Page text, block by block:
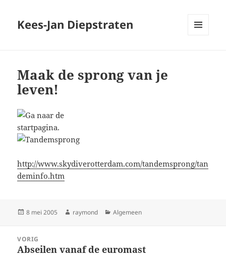
Kees-Jan Diepstraten
Maak de sprong van je
leven!
http://www.skydiverotterdam.com/tandemsprong/tan
deminfo.htm
Geplaatst
8 mei 2005 Auteur
raymond Categorieën
Algemeen
navigatie
VORIG
Vorig
Abseilen vanaf de euromast